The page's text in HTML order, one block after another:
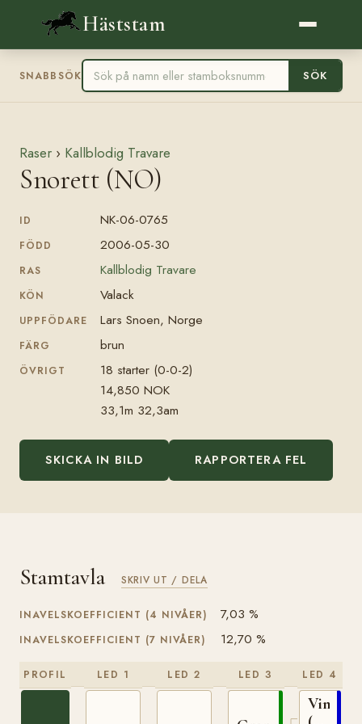
Häststam
SNABBSÖK SÖK
Raser › Kallblodig Travare
Snorett (NO)
ID NK-06-0765
FÖDD 2006-05-30
RAS Kallblodig Travare
KÖN Valack
UPPFÖDARE Lars Snoen, Norge
FÄRG brun
ÖVRIGT
18 starter (0-0-2)
14,850 NOK
33,1m 32,3am
SKICKA IN BILD RAPPORTERA FEL
Stamtavla SKRIV UT / DELA
INAVELSKOEFFICIENT (4 NIVÅER) 7,03 %
INAVELSKOEFFICIENT (7 NIVÅER) 12,70 %
PROFIL LED 1 LED 2 LED 3 LED 4
Vinvar